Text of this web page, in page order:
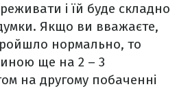
і їй буде складно
Якщо ви вважаєте,
нормально, то
ще на 2 – 3
на другому побаченні